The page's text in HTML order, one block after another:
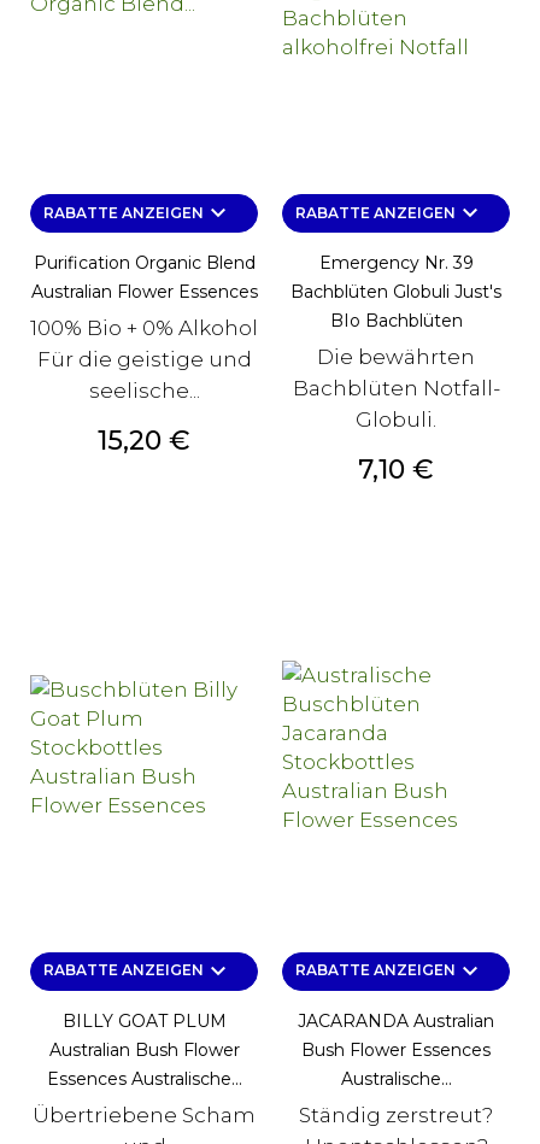
RABATTE ANZEIGEN keyboard_arrow_down
Purification Organic Blend
Australian Flower Essences
100% Bio + 0% Alkohol
Für die geistige und
seelische...
Preis
15,20 €
RABATTE ANZEIGEN keyboard_arrow_down
Emergency Nr. 39
Bachblüten Globuli Just's
BIo Bachblüten
Die bewährten
Bachblüten Notfall-
Globuli.
Preis
7,10 €
RABATTE ANZEIGEN keyboard_arrow_down
BILLY GOAT PLUM
Australian Bush Flower
Essences Australische...
Übertriebene Scham
RABATTE ANZEIGEN keyboard_arrow_down
JACARANDA Australian
Bush Flower Essences
Australische...
Ständig zerstreut?